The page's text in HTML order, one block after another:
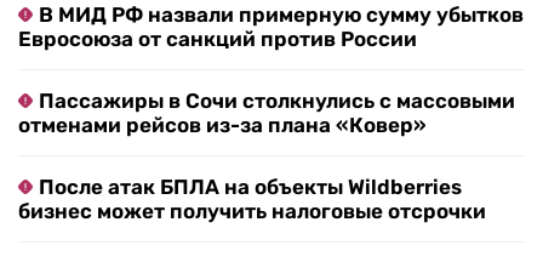
В МИД РФ назвали примерную сумму убытков
Евросоюза от санкций против России
Пассажиры в Сочи столкнулись с массовыми
отменами рейсов из-за плана «Ковер»
После атак БПЛА на объекты Wildberries
бизнес может получить налоговые отсрочки